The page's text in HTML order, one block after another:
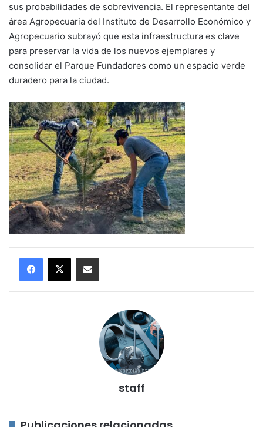
sus probabilidades de sobrevivencia. El representante del
área Agropecuaria del Instituto de Desarrollo Económico y
Agropecuario subrayó que esta infraestructura es clave
para preservar la vida de los nuevos ejemplares y
consolidar el Parque Fundadores como un espacio verde
duradero para la ciudad.
Compartir por correo electrónico
staff